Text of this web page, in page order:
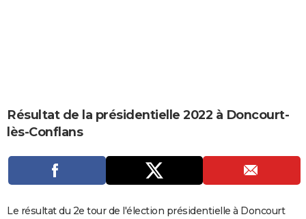
DICTIONNAIRE
PROGRAMME TV
COPAINS D'AVANT
S'inscrire
Se connecter
Lycées
Collèges
Primaires
Universités
Entreprises
Service militaire
Avis de recherche
AVIS DE DÉCÈS
Résultat de la présidentielle 2022 à Doncourt-
lès-Conflans
Le résultat du 2e tour de l'élection présidentielle à Doncourt